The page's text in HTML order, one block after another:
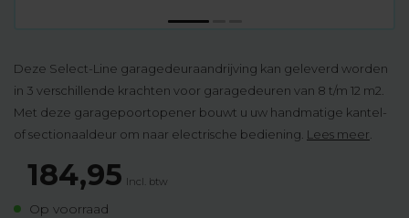
Deze Select-Line garagedeuraandrijving kan geleverd worden
in 3 verschillende krachten voor garagedeuren van 8 t/m 12 m2.
Met deze garagepoortopener bouwt u uw handmatige kantel-
of sectionaaldeur om naar electrische bediening. Lees meer
184,95 Incl. btw
Op voorraad